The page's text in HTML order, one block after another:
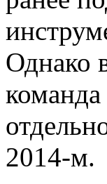
Однако
команда
2014-м.